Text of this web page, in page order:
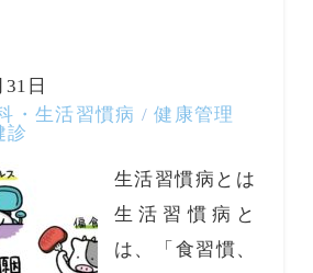
日
・生活習慣病 /健康管理
診
生活習慣病とは
生活習慣病と
は、「食習慣、